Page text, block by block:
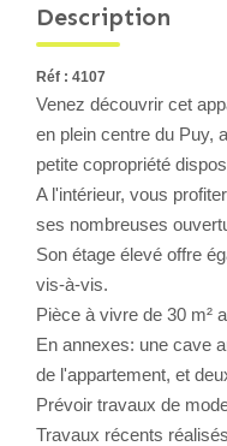
Description
Réf : 4107
Venez découvrir cet
en plein centre du Puy,
petite copropriété
A l'intérieur, vous
ses nombreuses
Son étage élevé offre
vis-à-vis.
Pièce à vivre de 30 m²
En annexes: une cave
de l'appartement, et
Prévoir travaux de
Travaux récents